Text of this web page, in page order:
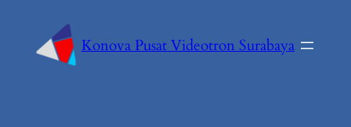
Konova Pusat Videotron Surabaya